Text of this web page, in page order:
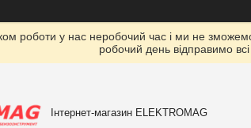
роботи у нас неробочий час і ми не
робочий день відправимо
Інтернет-магазин ELEKTROMAG